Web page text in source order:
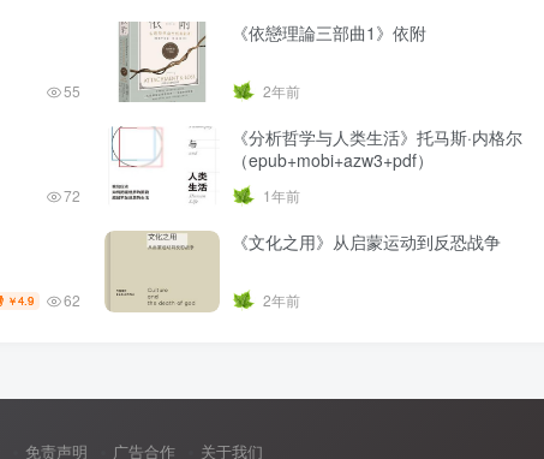
55
《依戀理論三部曲1》依附
2年前
72
《分析哲学与人类生活》托马斯·内格尔
（epub+mobi+azw3+pdf）
1年前
￥4.9 62
《文化之用》从启蒙运动到反恐战争
2年前
免责声明 广告合作 关于我们